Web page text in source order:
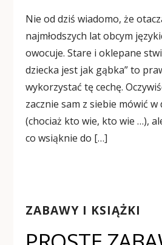
Nie od dziś wiadomo, że
najmłodszych lat obcym
owocuje. Stare i oklepane
dziecka jest jak gąbka” to
wykorzystać tę cechę.
zacznie sam z siebie mówić w
(chociaż kto wie, kto wie …),
co wsiąknie do […]
ZABAWY I KSIĄŻKI